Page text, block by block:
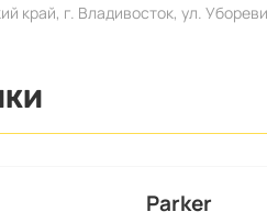
край, г. Владивосток, ул.
Parker